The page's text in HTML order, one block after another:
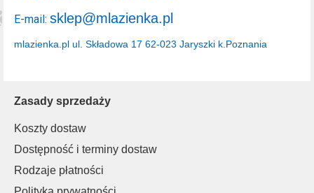
Zasady sprzedaży
Koszty dostaw
Dostępność i terminy dostaw
Rodzaje płatności
mlazienka.pl ul. Składowa 17 62-023 Jaryszki k.Poznania
E-mail: sklep@mlazienka.pl